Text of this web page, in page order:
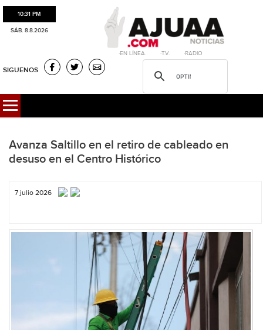
10:31 PM
SÁB. 8.8.2026
·EN LÍNEA. ·T.V. ·RADIO
SIGUENOS
Avanza Saltillo en el retiro de cableado en
desuso en el Centro Histórico
7 julio 2026